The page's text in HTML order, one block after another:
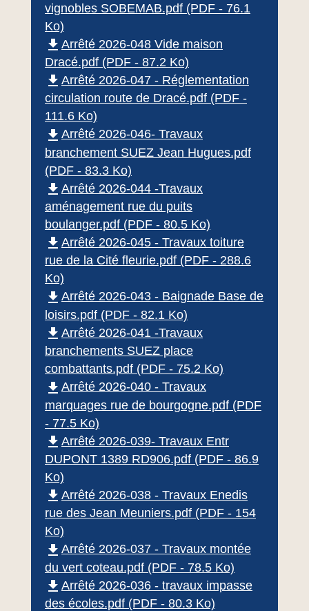
vignobles SOBEMAB.pdf (PDF - 76.1
Ko)
file_download Arrêté 2026-048 Vide maison
Dracé.pdf (PDF - 87.2 Ko)
file_download Arrêté 2026-047 - Réglementation
circulation route de Dracé.pdf (PDF -
111.6 Ko)
file_download Arrêté 2026-046- Travaux
branchement SUEZ Jean Hugues.pdf
(PDF - 83.3 Ko)
file_download Arrêté 2026-044 -Travaux
aménagement rue du puits
boulanger.pdf (PDF - 80.5 Ko)
file_download Arrêté 2026-045 - Travaux toiture
rue de la Cité fleurie.pdf (PDF - 288.6
Ko)
file_download Arrêté 2026-043 - Baignade Base de
loisirs.pdf (PDF - 82.1 Ko)
file_download Arrêté 2026-041 -Travaux
branchements SUEZ place
combattants.pdf (PDF - 75.2 Ko)
file_download Arrêté 2026-040 - Travaux
marquages rue de bourgogne.pdf (PDF
- 77.5 Ko)
file_download Arrêté 2026-039- Travaux Entr
DUPONT 1389 RD906.pdf (PDF - 86.9
Ko)
file_download Arrêté 2026-038 - Travaux Enedis
rue des Jean Meuniers.pdf (PDF - 154
Ko)
file_download Arrêté 2026-037 - Travaux montée
du vert coteau.pdf (PDF - 78.5 Ko)
file_download Arrêté 2026-036 - travaux impasse
des écoles.pdf (PDF - 80.3 Ko)